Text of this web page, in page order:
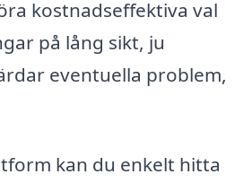
kostnadseffektiva val
på lång sikt, ju
eventuella problem,
kan du enkelt hitta